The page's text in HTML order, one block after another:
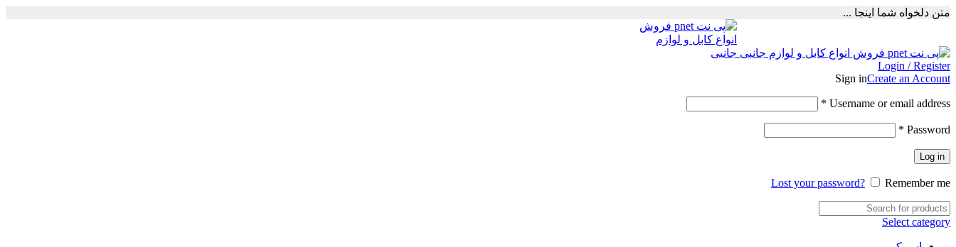
متن دلخواه شما اینجا ...
Login / Register
Sign inCreate an Account
Username or email address
*
Password
*
Log in
Lost your password? Remember me
Select category